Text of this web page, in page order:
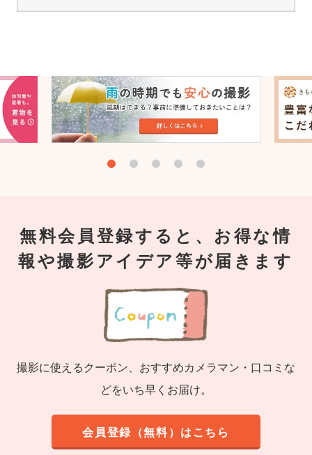
無料会員登録すると、お得な情
報や撮影アイデア等が届きます
撮影に使えるクーポン、おすすめカメラマン・口コミな
どをいち早くお届け。
会員登録（無料）はこちら